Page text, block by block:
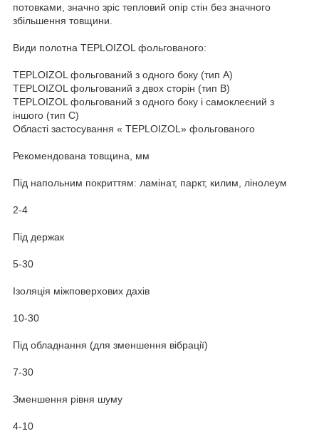
потовками, значно зріс тепловий опір стін без значного
збільшення товщини.
Види полотна TEPLOIZOL фольгованого:
TEPLOIZOL фольгований з одного боку (тип А)
TEPLOIZOL фольгований з двох сторін (тип В)
TEPLOIZOL фольгований з одного боку і самоклеєний з
іншого (тип С)
Області застосування « TEPLOIZOL» фольгованого
Рекомендована товщина, мм
Під напольним покриттям: ламінат, паркт, килим, лінолеум
2-4
Під держак
5-30
Ізоляція міжповерхових дахів
10-30
Під обладнання (для зменшення вібрації)
7-30
Зменшення рівня шуму
4-10